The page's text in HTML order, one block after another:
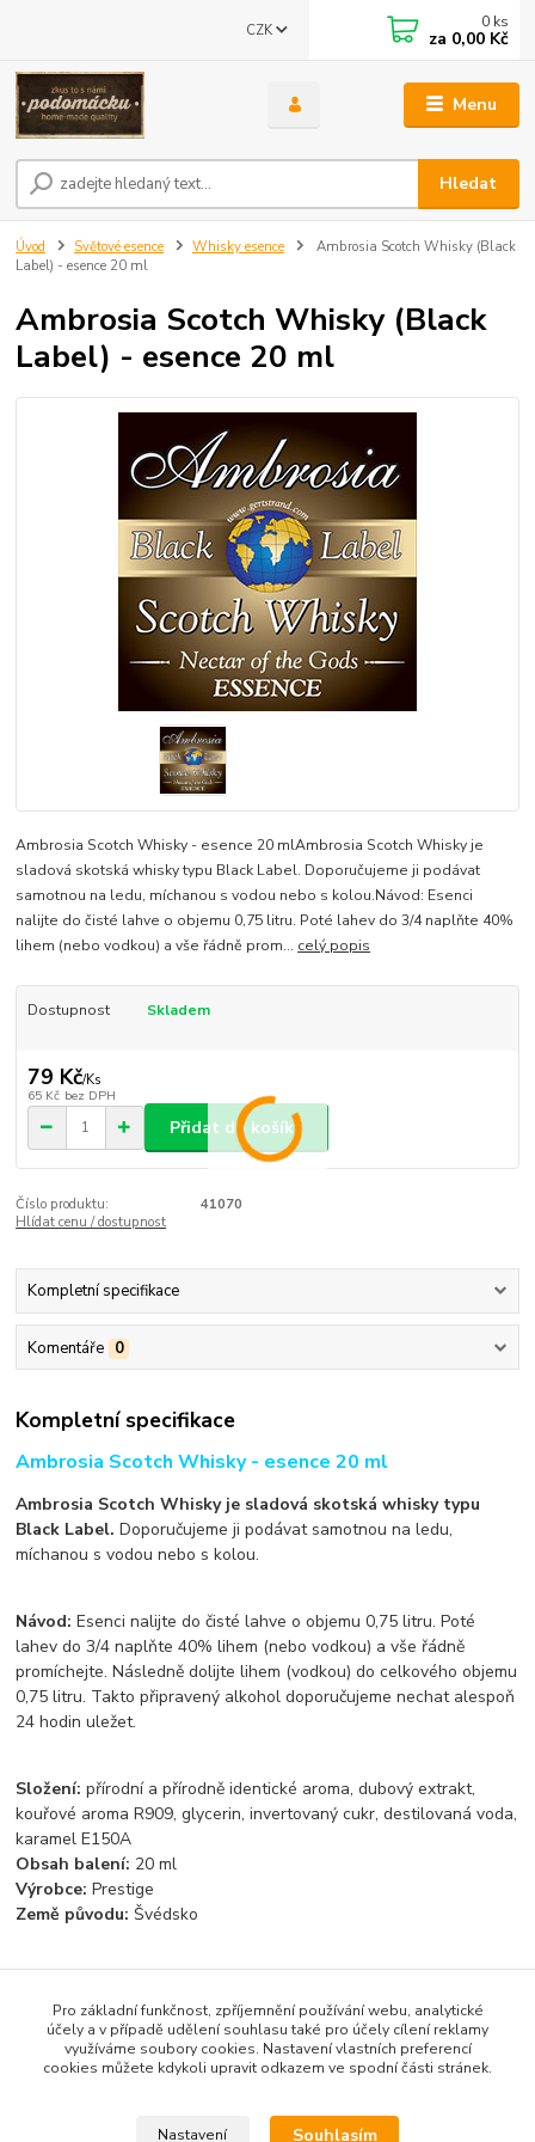
Menu
CZK
Hledat
0 ks
za 0,00 Kč
Úvod Světové esence Whisky esence
Ambrosia Scotch Whisky (Black
Label) - esence 20 ml
Ambrosia Scotch Whisky (Black
Label) - esence 20 ml
Ambrosia Scotch Whisky - esence 20 mlAmbrosia Scotch Whisky je
sladová skotská whisky typu Black Label. Doporučujeme ji podávat
samotnou na ledu, míchanou s vodou nebo s kolou.Návod: Esenci
nalijte do čisté lahve o objemu 0,75 litru. Poté lahev do 3/4 naplňte 40%
lihem (nebo vodkou) a vše řádně prom... celý popis
Dostupnost Skladem
79 Kč/Ks
65 Kč bez DPH
Přidat do košíku
Číslo produktu:
41070
Hlídat cenu / dostupnost
Kompletní specifikace
Komentáře 0
Kompletní specifikace
Ambrosia Scotch Whisky - esence 20 ml
Ambrosia Scotch Whisky je sladová skotská whisky typu
Black Label. Doporučujeme ji podávat samotnou na ledu,
míchanou s vodou nebo s kolou.
Návod: Esenci nalijte do čisté lahve o objemu 0,75 litru. Poté
lahev do 3/4 naplňte 40% lihem (nebo vodkou) a vše řádně
promíchejte. Následně dolijte lihem (vodkou) do celkového objemu
0,75 litru. Takto připravený alkohol doporučujeme nechat alespoň
24 hodin uležet.
Složení: přírodní a přírodně identické aroma, dubový extrakt,
kouřové aroma R909, glycerin, invertovaný cukr, destilovaná voda,
karamel E150A
Obsah balení: 20 ml
Výrobce: Prestige
Země původu:Švédsko
Zboží zařazeno v kategoriích
Světové esence
Pro základní funkčnost, zpříjemnění používání webu, analytické
účely a v případě udělení souhlasu také pro účely cílení reklamy
využíváme soubory cookies. Nastavení vlastních preferencí
cookies můžete kdykoli upravit odkazem ve spodní části stránek.
Nastavení Souhlasím